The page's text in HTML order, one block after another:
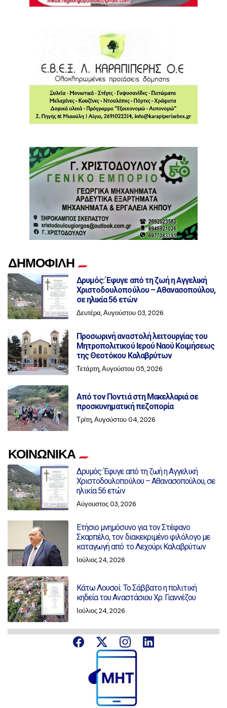
ΔΗΜΟΦΙΛΗ
Δρυμός: Έφυγε από τη ζωή η Αγγελική
Χριστοδουλοπούλου – Αθανασοπούλου,
σε ηλικία 56 ετών
Δευτέρα, Αυγούστου 03, 2026
Προσωρινή αναστολή λειτουργίας του
Μητροπολιτικού Ιερού Ναού Κοιμήσεως
της Θεοτόκου Καλαβρύτων
Τετάρτη, Αυγούστου 05, 2026
Από τον Ποντιά στη Μακελλαριά σε
προσκυνηματική πεζοπορία
Τρίτη, Αυγούστου 04, 2026
ΚΟΙΝΩΝΙΚΑ
Δρυμός: Έφυγε από τη ζωή η Αγγελική
Χριστοδουλοπούλου – Αθανασοπούλου, σε
ηλικία 56 ετών
Αύγουστος 03, 2026
Ετήσιο μνημόσυνο για τον Στέφανο
Σκαρπέλο, τον διακεκριμένο φιλόλογο με
καταγωγή από το Λεχούρι Καλαβρύτων
Ιούλιος 24, 2026
Κάτω Λουσοί: Το Σάββατο η πολιτική
κηδεία του Αναστάσιου Χρ. Γιαννέζου
Ιούλιος 24, 2026